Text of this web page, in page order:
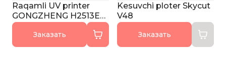
Raqamli UV printer
GONGZHENG H2513ET
PRO
Заказать
Kesuvchi ploter Skycut
V48
Заказать